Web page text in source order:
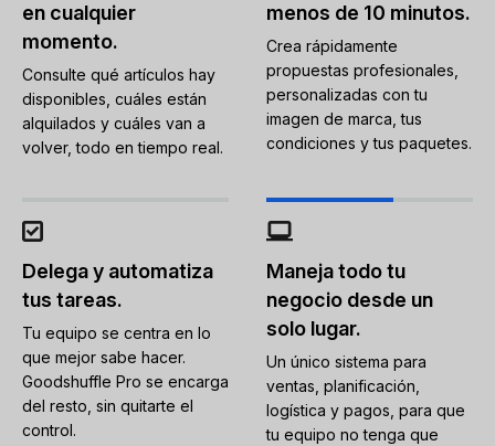
en cualquier
momento.
Consulte qué artículos hay
disponibles, cuáles están
alquilados y cuáles van a
volver, todo en tiempo real.
menos de 10 minutos.
Crea rápidamente
propuestas profesionales,
personalizadas con tu
imagen de marca, tus
condiciones y tus paquetes.
Delega y automatiza
tus tareas.
Tu equipo se centra en lo
que mejor sabe hacer.
Goodshuffle Pro se encarga
del resto, sin quitarte el
control.
Maneja todo tu
negocio desde un
solo lugar.
Un único sistema para
ventas, planificación,
logística y pagos, para que
tu equipo no tenga que